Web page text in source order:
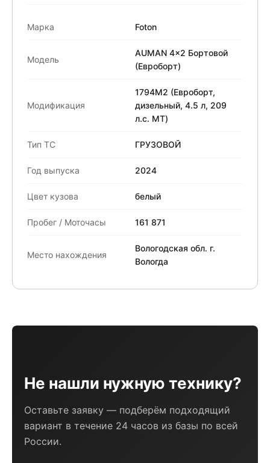
Марка Foton
Модель
AUMAN 4x2 Бортовой
(Евроборт)
Модификация
1794M2 (Евроборт,
дизельный, 4.5 л, 209
л.с. МТ)
Тип ТС ГРУЗОВОЙ
Год выпуска 2024
Цвет кузова белый
Пробег / Моточасы 161 871
Место нахождения
Вологодская обл. г.
Вологда
Не нашли нужную технику?
Оставьте заявку — подберём подходящий
вариант в течение 24 часов из базы по всей
России.